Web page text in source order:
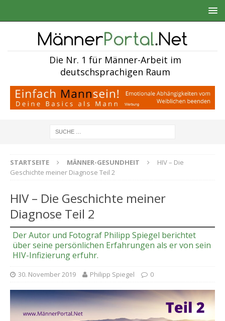
Die Nr. 1 für Männer-Arbeit im
deutschsprachigen Raum
STARTSEITE MÄNNER-GESUNDHEIT
HIV – Die
Geschichte meiner Diagnose Teil 2
HIV – Die Geschichte meiner
Diagnose Teil 2
Der Autor und Fotograf Philipp Spiegel berichtet
über seine persönlichen Erfahrungen als er von sein
HIV-Infizierung erfuhr.
30. November 2019 Philipp Spiegel 0